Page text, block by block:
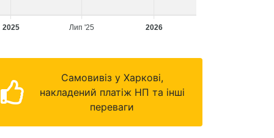
2025 Лип '25 2026
Самовивіз у Харкові,
накладений платіж НП та інші
переваги